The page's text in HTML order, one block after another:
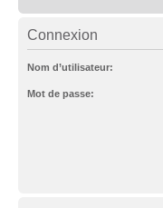
Connexion
Nom d’utilisateur:
Mot de passe: